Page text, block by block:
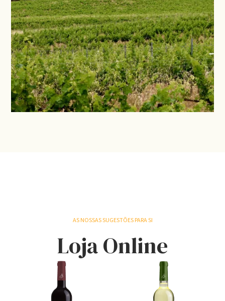
AS NOSSAS SUGESTÕES PARA SI
Loja Online